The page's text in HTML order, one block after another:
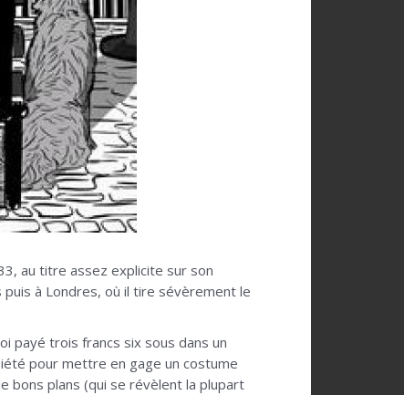
au titre assez explicite sur son
à Londres, où il tire sévèrement le
payé trois francs six sous dans un
pour mettre en gage un costume
bons plans (qui se révèlent la plupart